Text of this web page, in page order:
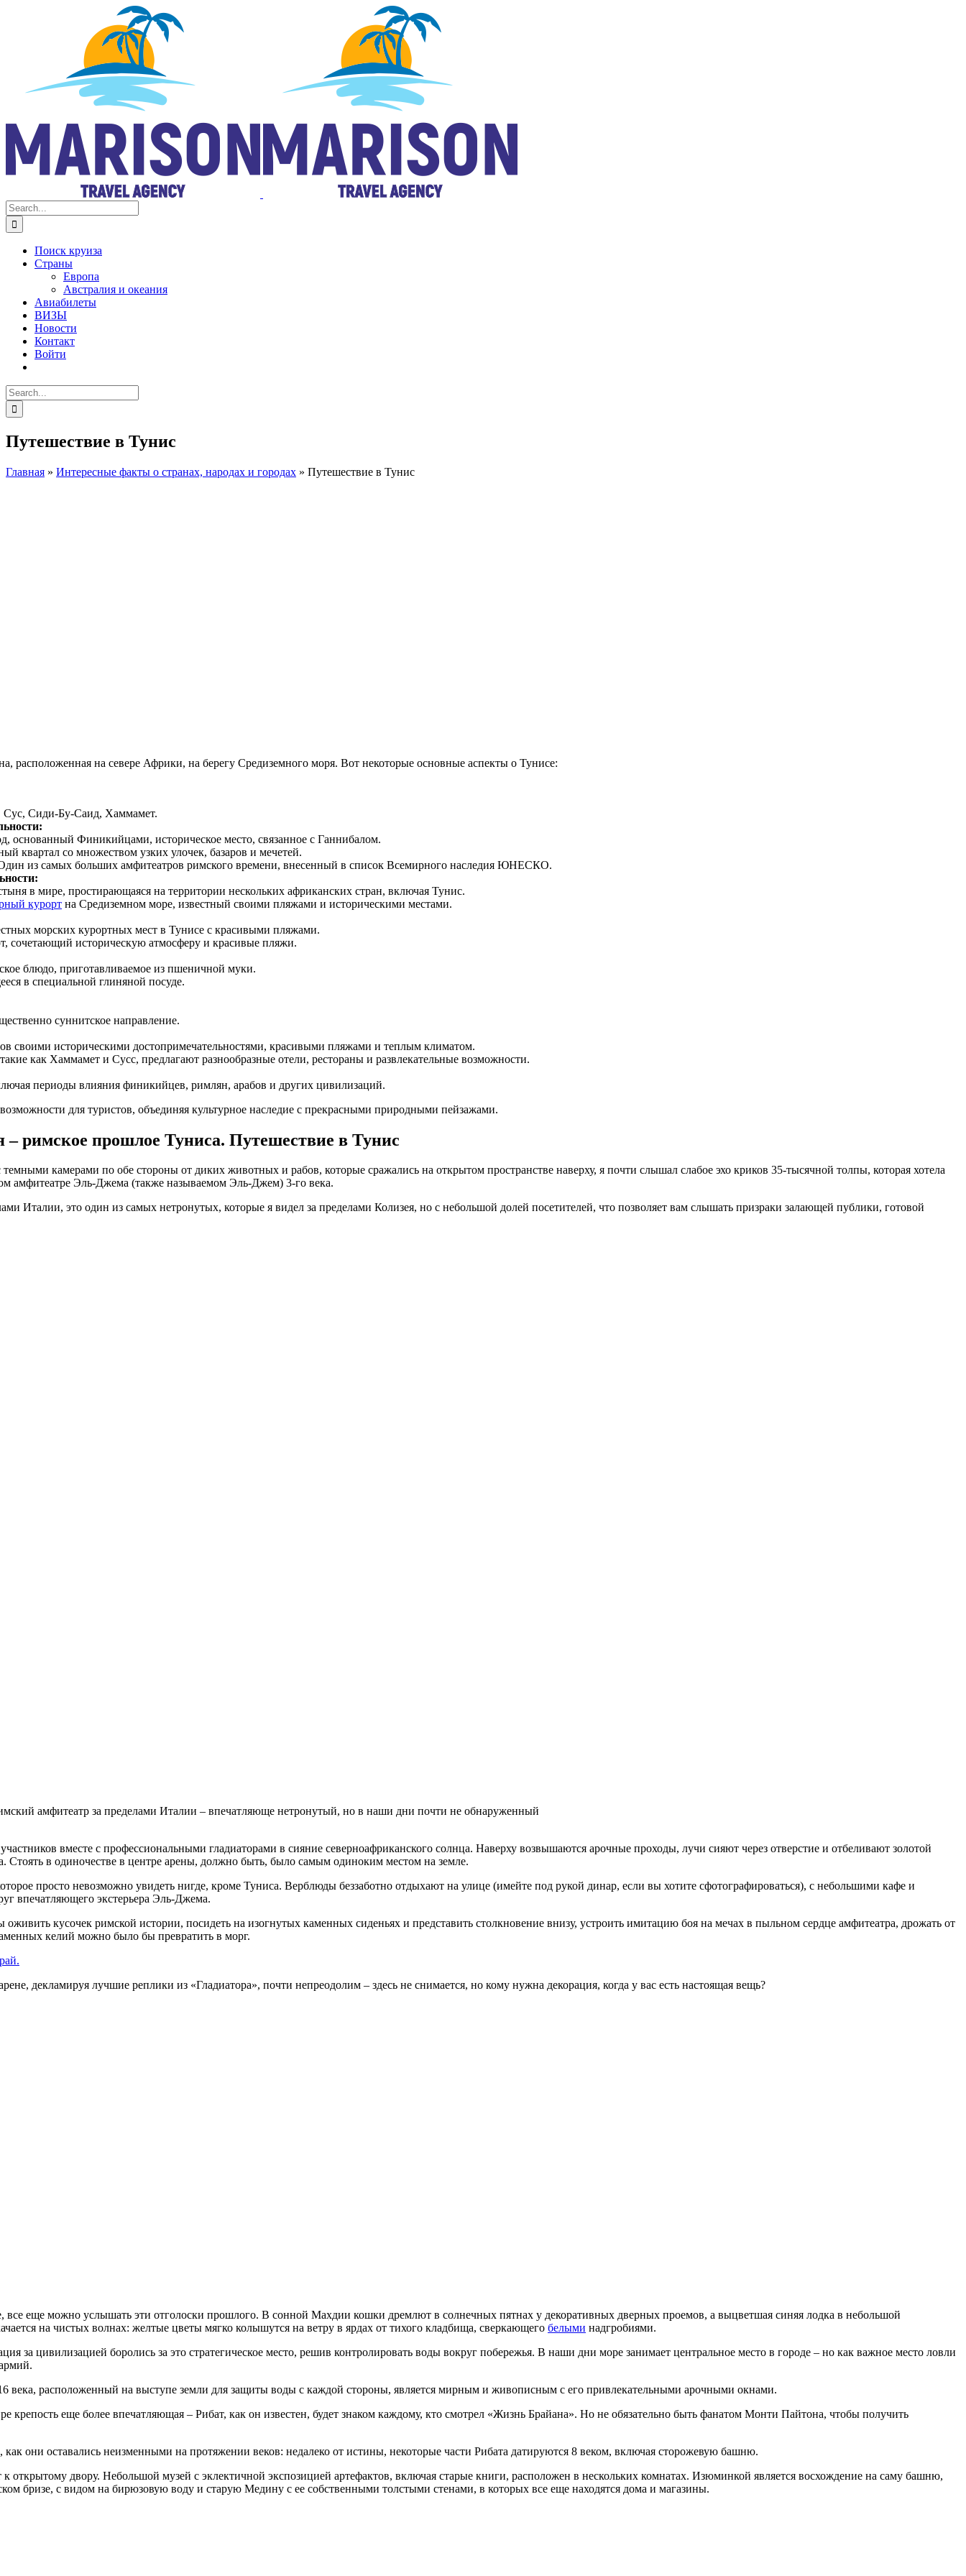
Search
for:
Поиск круиза
Страны
Европа
Австралия и океания
Авиабилеты
ВИЗЫ
Новости
Контакт
Войти
Search
for:
Путешествие в Тунис
Главная » Интересные факты о странах, народах и городах » Путешествие в Тунис
расположенная на севере Африки, на берегу Средиземного моря. Вот некоторые основные аспекты о Тунисе:
Сиди-Бу-Саид, Хаммамет.
основанный Финикийцами, историческое место, связанное с Ганнибалом.
квартал со множеством узких улочек, базаров и мечетей.
из самых больших амфитеатров римского времени, внесенный в список Всемирного наследия ЮНЕСКО.
в мире, простирающаяся на территории нескольких африканских стран, включая Тунис.
курорт на Средиземном море, известный своими пляжами и историческими местами.
морских курортных мест в Тунисе с красивыми пляжами.
сочетающий историческую атмосферу и красивые пляжи.
блюдо, приготавливаемое из пшеничной муки.
в специальной глиняной посуде.
суннитское направление.
своими историческими достопримечательностями, красивыми пляжами и теплым климатом.
как Хаммамет и Сусс, предлагают разнообразные отели, рестораны и развлекательные возможности.
периоды влияния финикийцев, римлян, арабов и других цивилизаций.
для туристов, объединяя культурное наследие с прекрасными природными пейзажами.
– римское прошлое Туниса. Путешествие в Тунис
камерами по обе стороны от диких животных и рабов, которые сражались на открытом пространстве наверху, я почти слышал слабое эхо криков 35-тысячной толпы, которая хотела
амфитеатре Эль-Джема (также называемом Эль-Джем) 3-го века.
Италии, это один из самых нетронутых, которые я видел за пределами Колизея, но с небольшой долей посетителей, что позволяет вам слышать призраки залающей публики, готовой
амфитеатр за пределами Италии – впечатляюще нетронутый, но в наши дни почти не обнаруженный
вместе с профессиональными гладиаторами в сияние северноафриканского солнца. Наверху возвышаются арочные проходы, лучи сияют через отверстие и отбеливают золотой
Стоять в одиночестве в центре арены, должно быть, было самым одиноким местом на земле.
просто невозможно увидеть нигде, кроме Туниса. Верблюды беззаботно отдыхают на улице (имейте под рукой динар, если вы хотите сфотографироваться), с небольшими кафе и
впечатляющего экстерьера Эль-Джема.
оживить кусочек римской истории, посидеть на изогнутых каменных сиденьях и представить столкновение внизу, устроить имитацию боя на мечах в пыльном сердце амфитеатра, дрожать от
келий можно было бы превратить в морг.
декламируя лучшие реплики из «Гладиатора», почти непреодолим – здесь не снимается, но кому нужна декорация, когда у вас есть настоящая вещь?
все еще можно услышать эти отголоски прошлого. В сонной Махдии кошки дремлют в солнечных пятнах у декоративных дверных проемов, а выцветшая синяя лодка в небольшой
на чистых волнах: желтые цветы мягко колышутся на ветру в ярдах от тихого кладбища, сверкающего белыми надгробиями.
за цивилизацией боролись за это стратегическое место, решив контролировать воды вокруг побережья. В наши дни море занимает центральное место в городе – но как важное место ловли
века, расположенный на выступе земли для защиты воды с каждой стороны, является мирным и живописным с его привлекательными арочными окнами.
крепость еще более впечатляющая – Рибат, как он известен, будет знаком каждому, кто смотрел «Жизнь Брайана». Но не обязательно быть фанатом Монти Пайтона, чтобы получить
они оставались неизменными на протяжении веков: недалеко от истины, некоторые части Рибата датируются 8 веком, включая сторожевую башню.
открытому двору. Небольшой музей с эклектичной экспозицией артефактов, включая старые книги, расположен в нескольких комнатах. Изюминкой является восхождение на саму башню,
бризе, с видом на бирюзовую воду и старую Медину с ее собственными толстыми стенами, в которых все еще находятся дома и магазины.